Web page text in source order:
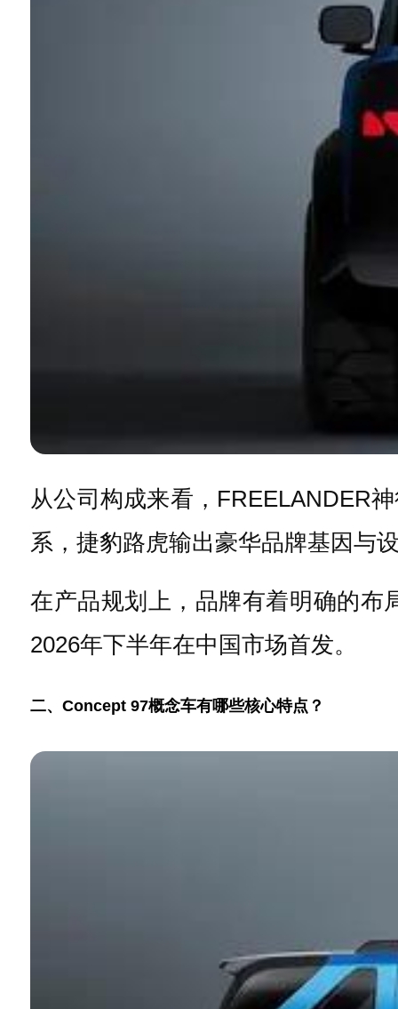
从公司构成来看，FREELANDER
系，捷豹路虎输出豪华品牌基因与
在产品规划上，品牌有着明确的布
2026年下半年在中国市场首发。
二、Concept 97概念车有哪些核心特点？